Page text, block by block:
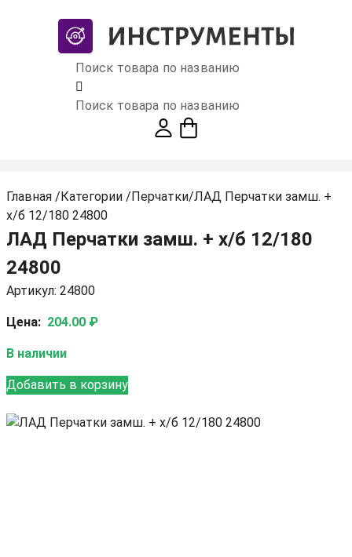
Поиск товара по названию
Поиск товара по названию
Главная /Категории /Перчатки/ЛАД Перчатки замш. +
х/б 12/180 24800
ЛАД Перчатки замш. + х/б 12/180
24800
Артикул: 24800
Цена: 204.00 ₽
В наличии
Добавить в корзину